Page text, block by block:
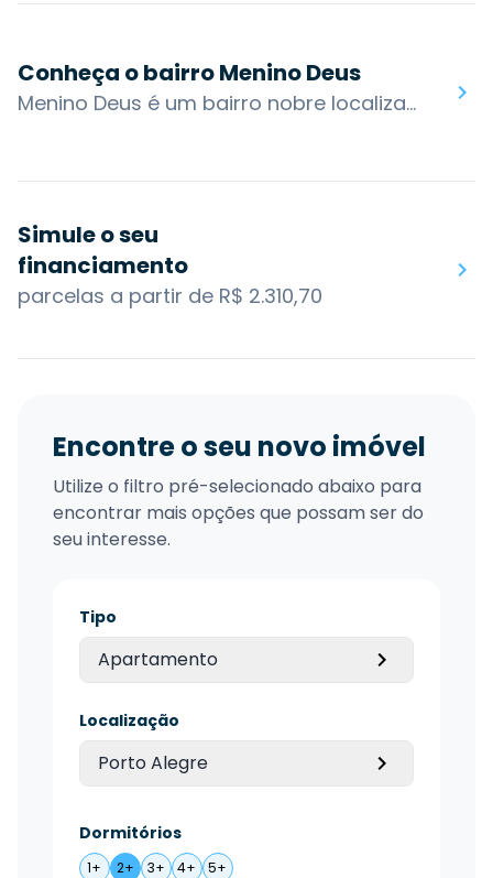
Conheça o bairro Menino Deus
Menino Deus é um bairro nobre localizado na zona sul de Porto Alegre, é considerado o mais antigo arraial de Porto Alegre, pois foi o primeiro território a ser reconhecido como agrupamento semi-independente do Centro Histórico. O bairro foi nomeado devido a devoção ao Menino Deus, trazida a Porto Alegre pelos colonos açorianos.Com o prolongamento da Avenida Borges de Medeiros, a partir da década de 1950, após o aterro da Praia de Belas, o acesso ao bairro foi ampliado, facilitando sua expansão e urbanização. Trata-se de um bairro considerado residencial desde sua origem, predominando antigas características de sociabilidade junto à abertura de vias que produziram o surgimento de centros comerciais e de lazer.O bairro também possui acesso por algumas das principais vias da cidade: Av. Ipiranga, Av. Getúlio Vargas, R. Marcílio Dias, Av. Bastian, Av. Ganzo, R. José de Alencar e Av. Érico Veríssimo. Os bairros nos arredores são: Azenha, Cidade Baixa, Santa Tereza e Praia de Belas.Você encontra no bairro Menino Deus: Grêmio Náutico Gaúcho, Hospital Mãe de Deus, Zaffari Menino Deus, Praça Estado de Israel, Rótula Do Papa João Paulo II, Tribunal Regional do Trabalho da 4ª Região, Feira da Cultura Ecológica do Menino Deus.
Simule o seu
financiamento
parcelas a partir de R$ 2.310,70
Encontre o seu novo imóvel
Utilize o filtro pré-selecionado abaixo para
encontrar mais opções que possam ser do
seu interesse.
Tipo
Apartamento
Localização
Porto Alegre
Dormitórios
1+ 2+ 3+ 4+ 5+